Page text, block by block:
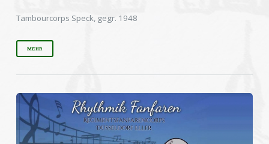
Tambourcorps Speck, gegr. 1948
MEHR